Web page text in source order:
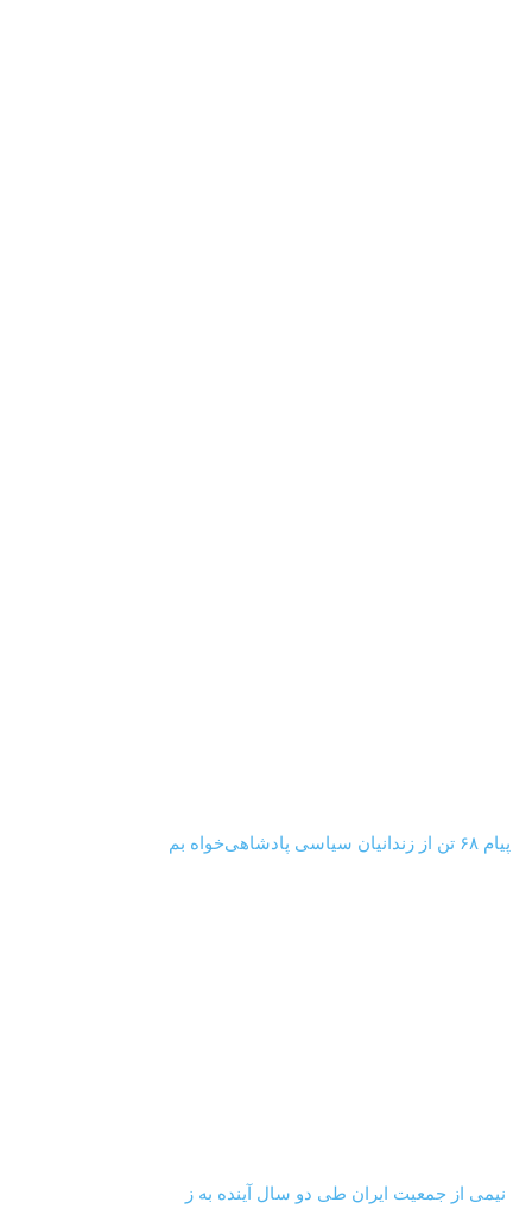
‏‏ ‏ پیام ۶۸ تن از زندانیان سیاسی پادشاهی‌خواه بم
‏‏‏ ‏‏ ‏ نیمی از جمعیت ایران طی دو سال آینده به ز